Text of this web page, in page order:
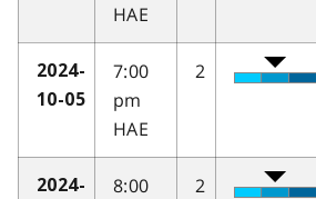
HAE
2024-
10-05
7:00
pm
HAE
2
2024-
8:00
2